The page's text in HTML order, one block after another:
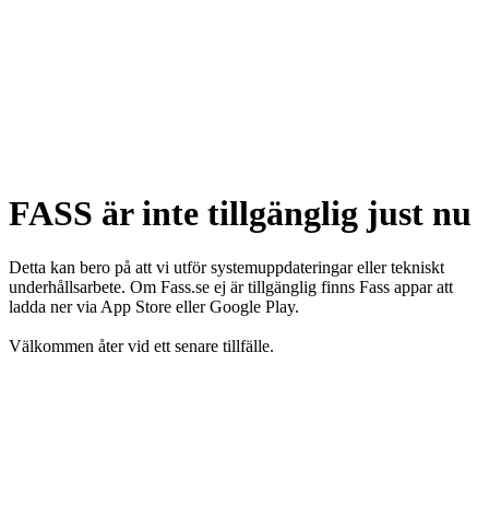
FASS är inte tillgänglig just nu
Detta kan bero på att vi utför systemuppdateringar eller tekniskt
underhållsarbete. Om Fass.se ej är tillgänglig finns Fass appar att
ladda ner via App Store eller Google Play.
Välkommen åter vid ett senare tillfälle.